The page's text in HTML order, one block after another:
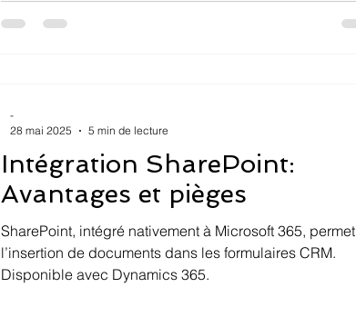
Intégration SharePoint:
Avantages et pièges
SharePoint, intégré nativement à Microsoft 365, permet
l’insertion de documents dans les formulaires CRM.
Disponible avec Dynamics 365.
-
28 mai 2025
5 min de lecture